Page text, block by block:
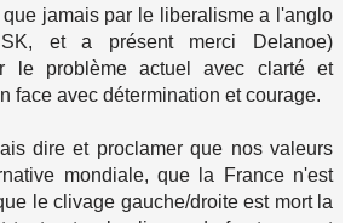
jamais par le liberalisme a l'anglo
et a présent merci Delanoe)
le problème actuel avec clarté et
face avec détermination et courage.
dire et proclamer que nos valeurs
mondiale, que la France n'est
le clivage gauche/droite est mort la